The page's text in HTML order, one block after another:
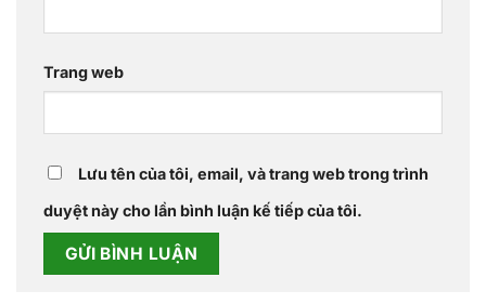
Trang web
Lưu tên của tôi, email, và trang web trong trình
duyệt này cho lần bình luận kế tiếp của tôi.